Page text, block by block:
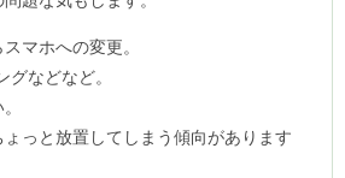
マホへの変更。
グなどなど。
っと放置してしまう傾向があります